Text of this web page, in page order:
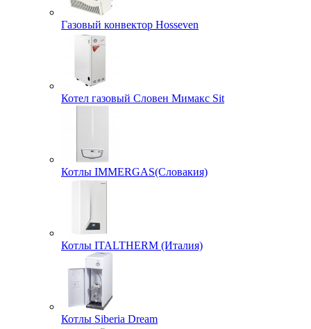
Газовый конвектор Hosseven
Котел газовый Словен Мимакс Sit
Котлы IMMERGAS(Словакия)
Котлы ITALTHERM (Италия)
Котлы Siberia Dream